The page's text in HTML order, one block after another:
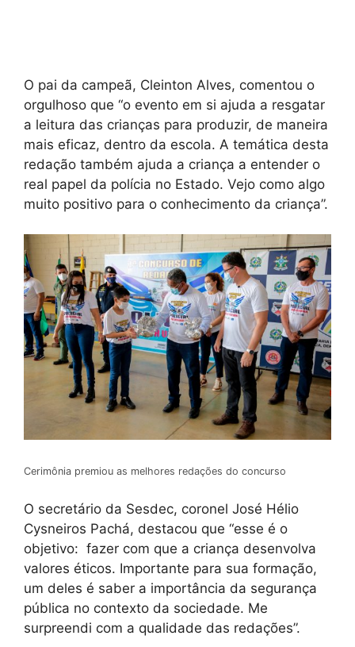
O pai da campeã, Cleinton Alves, comentou o
orgulhoso que “o evento em si ajuda a resgatar
a leitura das crianças para produzir, de maneira
mais eficaz, dentro da escola. A temática desta
redação também ajuda a criança a entender o
real papel da polícia no Estado. Vejo como algo
muito positivo para o conhecimento da criança”.
Cerimônia premiou as melhores redações do concurso
O secretário da Sesdec, coronel José Hélio
Cysneiros Pachá, destacou que “esse é o
objetivo: fazer com que a criança desenvolva
valores éticos. Importante para sua formação,
um deles é saber a importância da segurança
pública no contexto da sociedade. Me
surpreendi com a qualidade das redações”.